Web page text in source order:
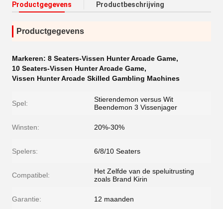
Productgegevens Productbeschrijving
Productgegevens
Markeren: 8 Seaters-Vissen Hunter Arcade Game,
10 Seaters-Vissen Hunter Arcade Game,
Vissen Hunter Arcade Skilled Gambling Machines
Spel:
Stierendemon versus Wit
Beendemon 3 Vissenjager
Winsten: 20%-30%
Spelers: 6/8/10 Seaters
Compatibel:
Het Zelfde van de speluitrusting
zoals Brand Kirin
Garantie: 12 maanden